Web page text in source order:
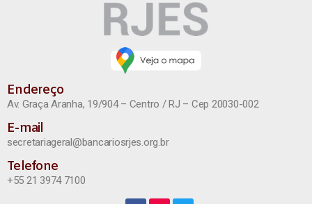
Endereço
Av. Graça Aranha, 19/904 – Centro / RJ – Cep 20030-002
E-mail
secretariageral@bancariosrjes.org.br
Telefone
+55 21 3974 7100